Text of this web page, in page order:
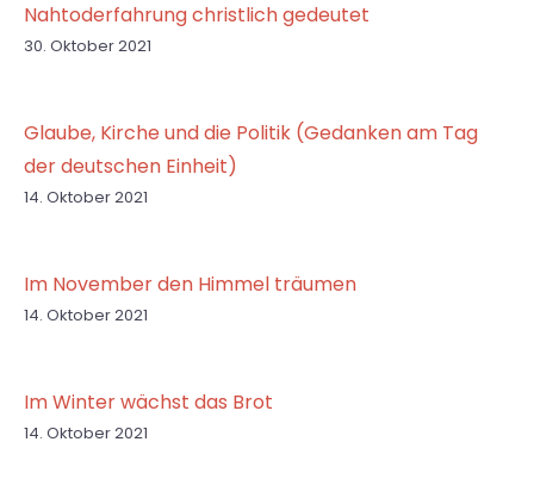
Nahtoderfahrung christlich gedeutet
30. Oktober 2021
Glaube, Kirche und die Politik (Gedanken am Tag
der deutschen Einheit)
14. Oktober 2021
Im November den Himmel träumen
14. Oktober 2021
Im Winter wächst das Brot
14. Oktober 2021